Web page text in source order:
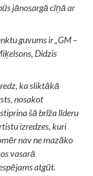
jānosargā cīņā ar
guvums ir „GM –
Didzis
ka sliktākā
nosakot
šā brīža līderu
izredzes, kuri
nav ne mazāko
vasarā
atgūt.